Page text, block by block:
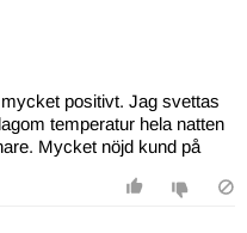
positivt. Jag svettas
temperatur hela natten
Mycket nöjd kund på